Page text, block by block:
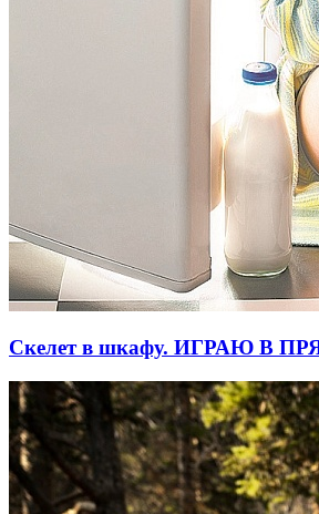
Скелет в шкафу. ИГРАЮ В